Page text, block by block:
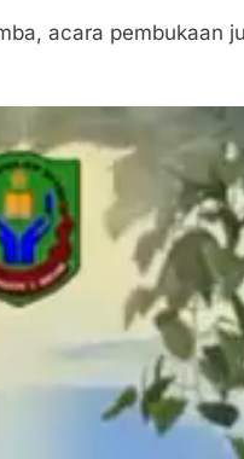
acara pembukaan